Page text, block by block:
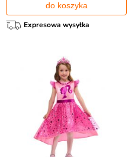
do koszyka
Expresowa wysyłka